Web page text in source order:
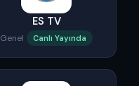
ES TV
Genel Canlı Yayında